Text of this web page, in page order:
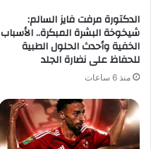
الدكتورة مرفت فايز السالم:
شيخوخة البشرة المبكرة.. الأسباب
الخفية وأحدث الحلول الطبية
للحفاظ على نضارة الجلد
منذ 6 ساعات